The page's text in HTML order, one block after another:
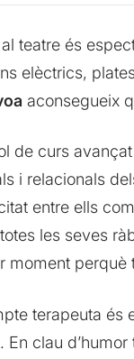
al teatre és
elèctrics,
aconsegueix
de curs
i relacionals
entre ells
les seves
moment perquè
terapeuta és
En clau